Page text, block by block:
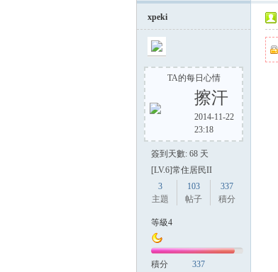
xpeki
TA的每日心情
擦汗
2014-11-22
23:18
簽到天數: 68 天
[LV.6]常住居民II
3
主題
103
帖子
337
積分
等級4
積分 337